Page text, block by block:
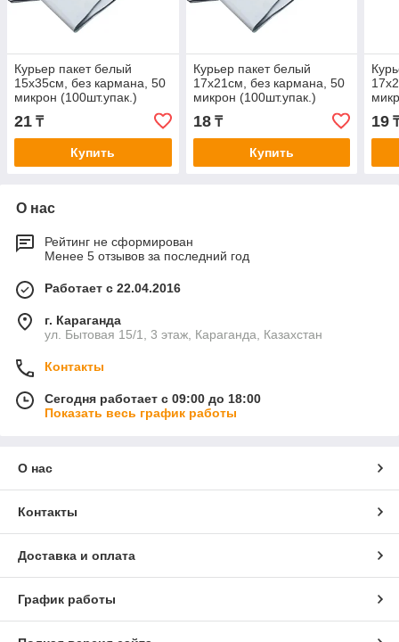
Курьер пакет белый
15x35см, без кармана, 50
микрон (100шт.упак.)
21 ₸
Купить
Курьер пакет белый
17x21см, без кармана, 50
микрон (100шт.упак.)
18₸
Купить
19
О нас
Рейтинг не сформирован
Менее 5 отзывов за последний год
Работает с 22.04.2016
г. Караганда
ул. Бытовая 15/1, 3 этаж, Караганда, Казахстан
Контакты
Сегодня работает с 09:00 до 18:00
Показать весь график работы
О нас
Контакты
Доставка и оплата
График работы